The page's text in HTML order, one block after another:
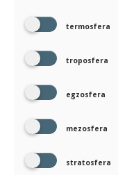
termosfera
troposfera
egzosfera
mezosfera
stratosfera